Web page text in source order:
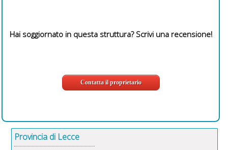
Hai soggiornato in questa struttura? Scrivi una recensione!
Contatta il proprietario
Provincia di Lecce